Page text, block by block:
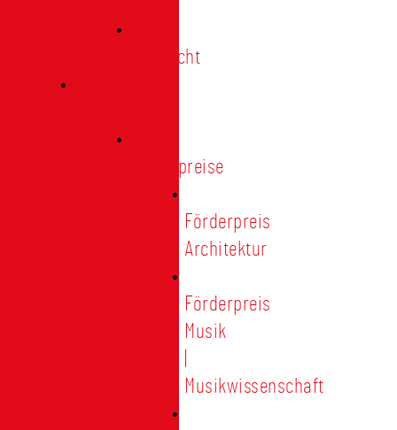
Übersicht
Förderpreise
Förderpreis
Architektur
Förderpreis
Musik
Musikwissenschaft